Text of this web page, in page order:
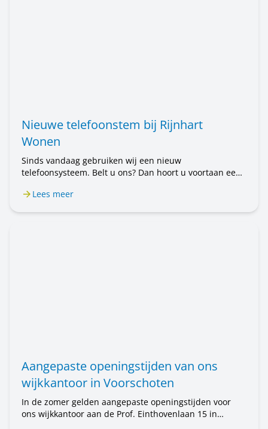
Nieuwe telefoonstem bij Rijnhart
Wonen
Sinds vandaag gebruiken wij een nieuw
telefoonsysteem. Belt u ons? Dan hoort u voortaan een
nog steeds met Rijnhart Wonen. Alleen de stem is
Lees meer
Aangepaste openingstijden van ons
wijkkantoor in Voorschoten
In de zomer gelden aangepaste openingstijden voor
ons wijkkantoor aan de Prof. Einthovenlaan 15 in